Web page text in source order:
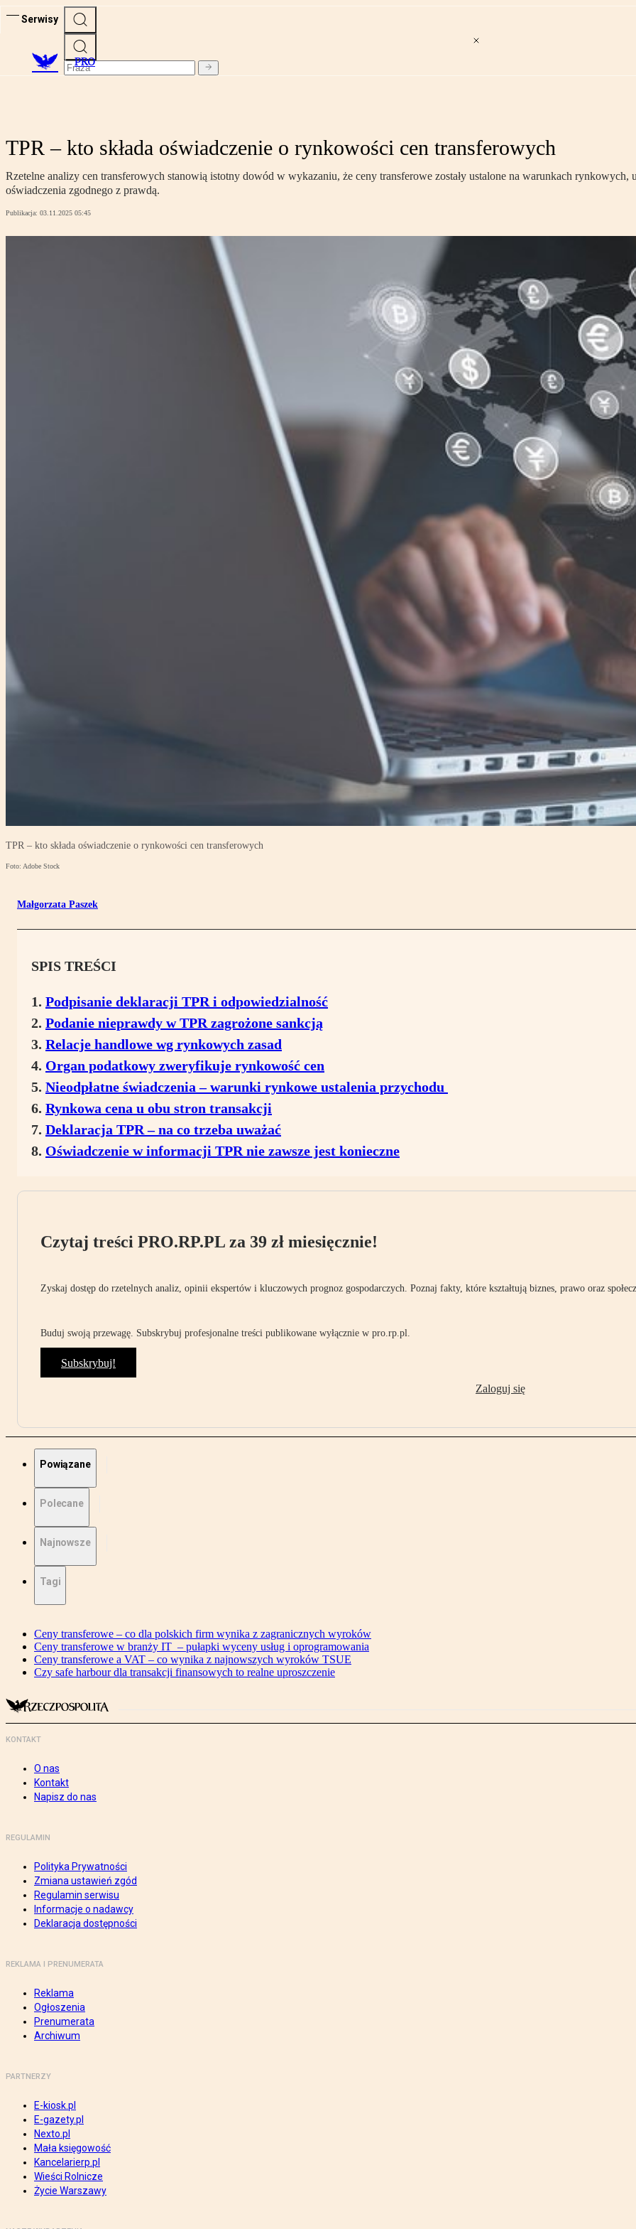
Serwisy
PRO
TPR – kto składa oświadczenie o rynkowości cen transferowych
Rzetelne analizy cen transferowych stanowią istotny dowód w wykazaniu, że ceny transferowe zostały ustalone na warunkach
oświadczenia zgodnego z prawdą.
Publikacja: 03.11.2025 05:45
TPR – kto składa oświadczenie o rynkowości cen transferowych
Foto: Adobe Stock
Małgorzata Paszek
SPIS TREŚCI
Podpisanie deklaracji TPR i odpowiedzialność
Podanie nieprawdy w TPR zagrożone sankcją
Relacje handlowe wg rynkowych zasad
Organ podatkowy zweryfikuje rynkowość cen
Nieodpłatne świadczenia – warunki rynkowe ustalenia przychodu
Rynkowa cena u obu stron transakcji
Deklaracja TPR – na co trzeba uważać
Oświadczenie w informacji TPR nie zawsze jest konieczne
Czytaj treści PRO.RP.PL za 39 zł miesięcznie!
Zyskaj dostęp do rzetelnych analiz, opinii ekspertów i kluczowych prognoz gospodarczych. Poznaj fakty, które kształtują biznes, prawo oraz
Buduj swoją przewagę. Subskrybuj profesjonalne treści publikowane wyłącznie w pro.rp.pl.
Subskrybuj!
Zaloguj się
Powiązane
Polecane
Najnowsze
Tagi
Ceny transferowe – co dla polskich firm wynika z zagranicznych wyroków
Ceny transferowe w branży IT – pułapki wyceny usług i oprogramowania
Ceny transferowe a VAT – co wynika z najnowszych wyroków TSUE
Czy safe harbour dla transakcji finansowych to realne uproszczenie
KONTAKT
O nas
Kontakt
Napisz do nas
REGULAMIN
Polityka Prywatności
Zmiana ustawień zgód
Regulamin serwisu
Informacje o nadawcy
Deklaracja dostępności
REKLAMA I PRENUMERATA
Reklama
Ogłoszenia
Prenumerata
Archiwum
PARTNERZY
E-kiosk.pl
E-gazety.pl
Nexto.pl
Mała księgowość
Kancelarierp.pl
Wieści Rolnicze
Życie Warszawy